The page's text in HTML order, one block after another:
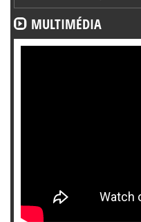
MULTIMÉDIA